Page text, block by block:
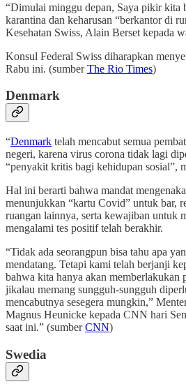
“Dimulai minggu depan, Saya pikir kita
karantina dan keharusan “berkantor di
Kesehatan Swiss, Alain Berset kepada
Konsul Federal Swiss diharapkan
Rabu ini. (sumberThe Rio Times)
Denmark
“Denmark telah mencabut semua
negeri, karena virus corona tidak lagi
“penyakit kritis bagi kehidupan sosial”,
Hal ini berarti bahwa mandat
menunjukkan “kartu Covid” untuk bar,
ruangan lainnya, serta kewajiban untuk
mengalami tes positif telah berakhir.
“Tidak ada seorangpun bisa tahu apa
mendatang. Tetapi kami telah berjanji
bahwa kita hanya akan memberlakukan
jikalau memang sungguh-sungguh
mencabutnya sesegera mungkin,”
Magnus Heunicke kepada CNN hari
saat ini.” (sumberCNN)
Swedia